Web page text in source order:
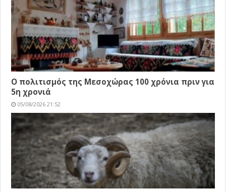
Ο πολιτισμός της Μεσοχώρας 100 χρόνια πριν για
5η χρονιά
05/08/2026 21:52